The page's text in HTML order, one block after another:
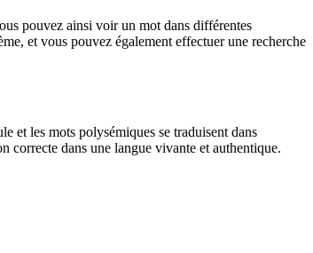
pouvez ainsi voir un mot dans différentes
et vous pouvez également effectuer une recherche
et les mots polysémiques se traduisent dans
correcte dans une langue vivante et authentique.